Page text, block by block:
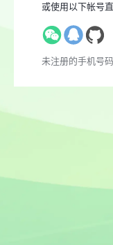
或使用以下帐号
未注册的手机号